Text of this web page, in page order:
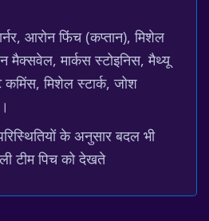
आरोन फिंच (कप्तान), मिशेल
मैक्सवेल, मार्कस स्टोइनिस, मैथ्यू
मिशेल स्टार्क, जोश
के अनुसार बदल भी
टीम पिच को देखते